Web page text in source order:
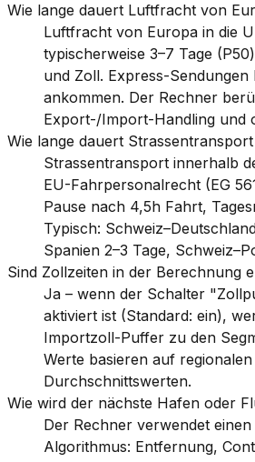
Wie lange dauert Luftfracht von
Luftfracht von Europa in die
typischerweise 3–7 Tage
und Zoll. Express-
ankommen. Der Rechner
Export-/Import-Handling und
Wie lange dauert
Strassentransport innerhalb
EU-Fahrpersonalrecht (EG
Pause nach 4,5h Fahrt,
Typisch:
Spanien 2–3 Tage,
Sind Zollzeiten in der Berechnung
Ja – wenn der Schalter
aktiviert ist (Standard: ein),
Importzoll-Puffer zu den
Werte basieren auf regionalen
Durchschnittswerten.
Wie wird der nächste Hafen oder
Der Rechner verwendet
Algorithmus: Entfernung,